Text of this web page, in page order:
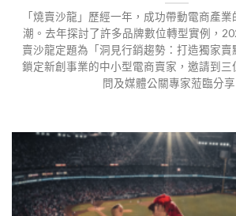
「燒賣沙龍」歷經一年，成功帶動電商產
潮。去年探討了許多品牌數位轉型實例，
賣沙龍定題為「洞見行銷趨勢：打造獨家賣
鎖定新創事業的中小型電商賣家，邀請到三
問及媒體公關專家蒞臨分享